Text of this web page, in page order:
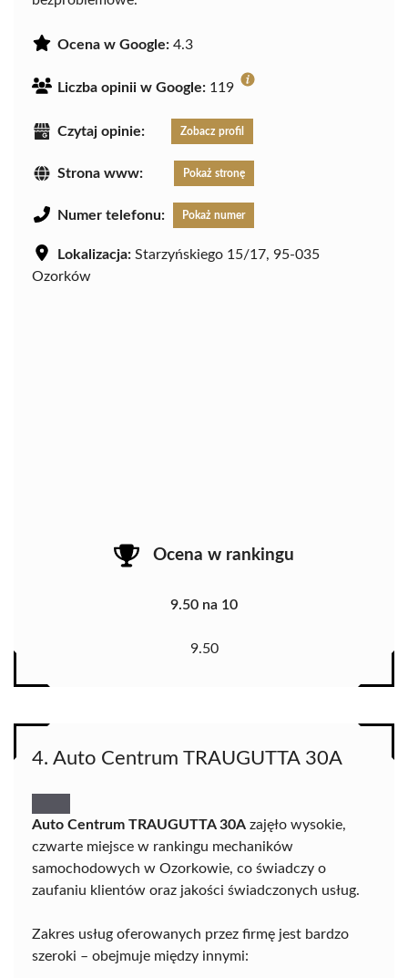
Ocena w Google: 4.3
Liczba opinii w Google: 119
Czytaj opinie: Zobacz profil
Strona www: Pokaż stronę
Numer telefonu: Pokaż numer
Lokalizacja: Starzyńskiego 15/17, 95-035
Ozorków
Ocena w rankingu
9.50 na 10
9.50
4. Auto Centrum TRAUGUTTA 30A
Auto Centrum TRAUGUTTA 30A zajęło wysokie,
czwarte miejsce w rankingu mechaników
samochodowych w Ozorkowie, co świadczy o
zaufaniu klientów oraz jakości świadczonych usług.
Zakres usług oferowanych przez firmę jest bardzo
szeroki – obejmuje między innymi: